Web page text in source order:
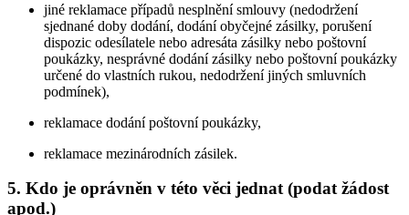
jiné reklamace případů nesplnění smlouvy (nedodržení
sjednané doby dodání, dodání obyčejné zásilky, porušení
dispozic odesílatele nebo adresáta zásilky nebo poštovní
poukázky, nesprávné dodání zásilky nebo poštovní poukázky
určené do vlastních rukou, nedodržení jiných smluvních
podmínek),
reklamace dodání poštovní poukázky,
reklamace mezinárodních zásilek.
5. Kdo je oprávněn v této věci jednat (podat žádost
apod.)